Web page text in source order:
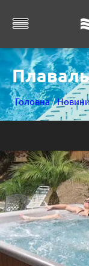
Головна/Новини